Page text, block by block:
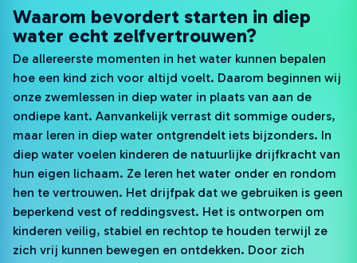
Waarom bevordert starten in diep
water echt zelfvertrouwen?
De allereerste momenten in het water kunnen bepalen
hoe een kind zich voor altijd voelt. Daarom beginnen wij
onze zwemlessen in diep water in plaats van aan de
ondiepe kant. Aanvankelijk verrast dit sommige ouders,
maar leren in diep water ontgrendelt iets bijzonders. In
diep water voelen kinderen de natuurlijke drijfkracht van
hun eigen lichaam. Ze leren het water onder en rondom
hen te vertrouwen. Het drijfpak dat we gebruiken is geen
beperkend vest of reddingsvest. Het is ontworpen om
kinderen veilig, stabiel en rechtop te houden terwijl ze
zich vrij kunnen bewegen en ontdekken. Door zich